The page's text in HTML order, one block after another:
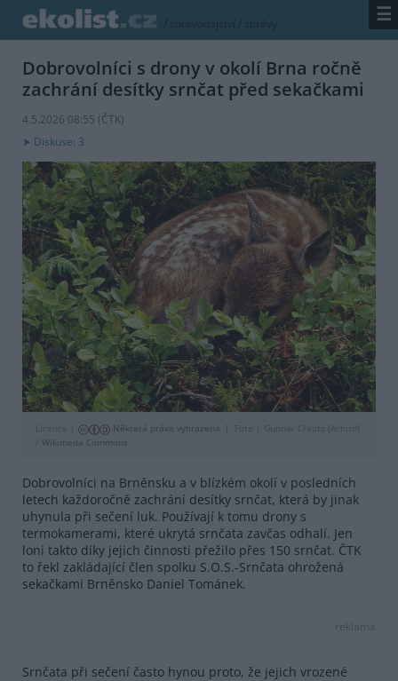
/ zpravodajství / zprávy ☰
Dobrovolníci s drony v okolí Brna ročně
zachrání desítky srnčat před sekačkami
4.5.2026 08:55 (ČTK)
Diskuse: 3
Licence | Některá práva vyhrazena Foto |
Gunnar Creutz (Achird)
Wikimeda Commons
Dobrovolníci na Brněnsku a v blízkém okolí v posledních
letech každoročně zachrání desítky srnčat, která by jinak
uhynula při sečení luk. Používají k tomu drony s
termokamerami, které ukrytá srnčata zavčas odhalí. Jen
loni takto díky jejich činnosti přežilo přes 150 srnčat. ČTK
to řekl zakládající člen spolku S.O.S.-Srnčata ohrožená
sekačkami Brněnsko Daniel Tománek.
reklama
Srnčata při sečení často hynou proto, že jejich vrozené